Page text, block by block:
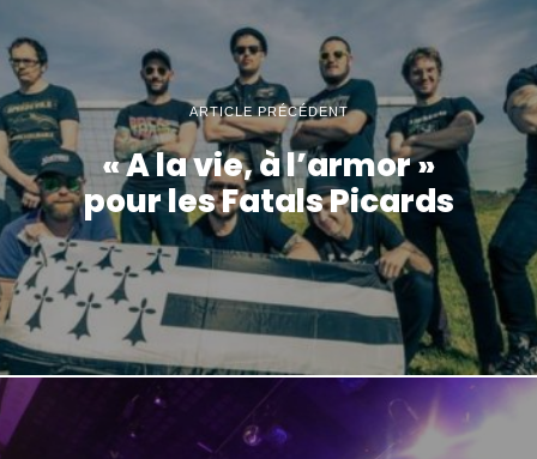
ARTICLE PRÉCÉDENT
« A la vie, à l’armor »
pour les Fatals Picards